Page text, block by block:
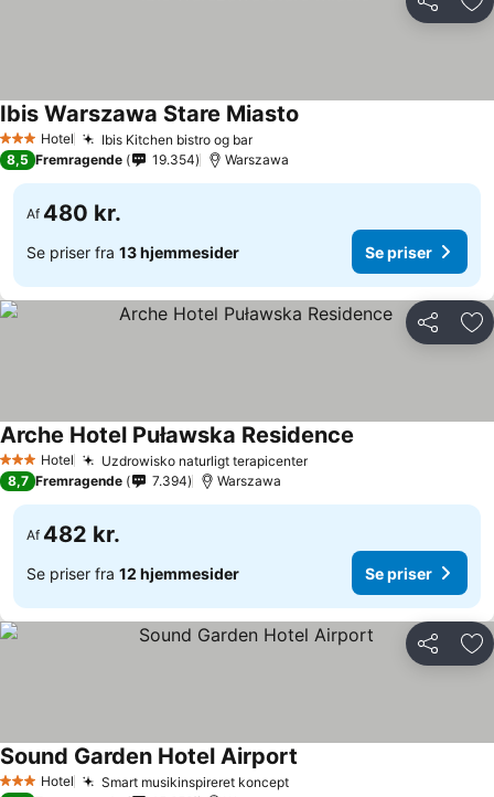
Del
3 StjernerHotel Ibis Kitchen bistro og barSe priser
Ibis Warszawa Stare Miasto
8,5 Fremragende 19.354 Warszawa
Af 480 kr.
Se priser fra 13 hjemmesider Se priser
Del
3 StjernerHotel Uzdrowisko naturligt terapicenterSe priser
Arche Hotel Puławska Residence
8,7 Fremragende 7.394 Warszawa
Af 482 kr.
Se priser fra 12 hjemmesider Se priser
Del
3 StjernerHotel Smart musikinspireret konceptSe priser
Sound Garden Hotel Airport